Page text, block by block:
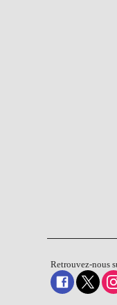
Retrouvez-nous